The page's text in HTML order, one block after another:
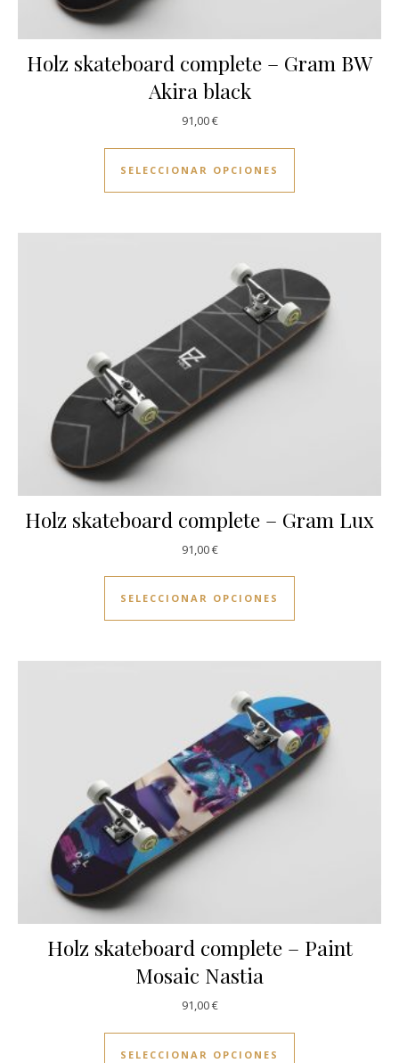
Holz skateboard complete – Gram BW
Akira black
91,00€
SELECCIONAR OPCIONES
Este producto
Holz skateboard complete – Gram Lux
91,00€
SELECCIONAR OPCIONES
Este producto
Holz skateboard complete – Paint
Mosaic Nastia
91,00€
SELECCIONAR OPCIONES
Este producto